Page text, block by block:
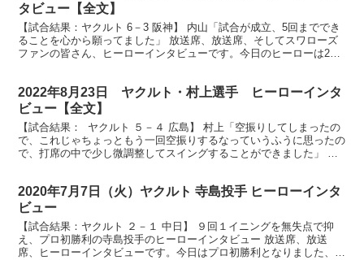
タビュー【全文】
【試合結果：ヤクルト 6－3 阪神】 内山「試合が成立、5回まででき
ることを心から願ってました」 放送席、放送席、そしてスワローズ
ファンの皆さん、ヒーローインタビューです。今日のヒーローは2回
2022年8月23日 ヤクルト・村上選手 ヒーローインタ
ビュー【全文】
【試合結果： ヤクルト ５－４ 広島】 村上「空振りしてしまったの
で、これじゃちょっともう一回空振りするなっていうふうに思ったの
で、打席の中で少し微調整してスイングすることができました」 放
2020年7月7日（火）ヤクルト 寺島投手 ヒーローインタ
ビュー
【試合結果：ヤクルト ２－１ 中日】 ９回１イニングを無失点で抑
え、プロ初勝利の寺島投手のヒーローインタビュー 放送席、放送
席、ヒーローインタビューです。今日はプロ初勝利となりました、寺